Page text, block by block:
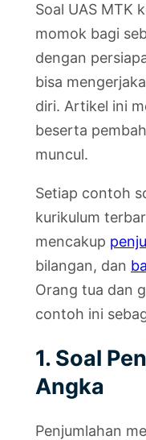
Soal UAS MTK
momok bagi
dengan
bisa
diri. Artikel ini
beserta
muncul.
Setiap contoh
kurikulum
mencakup
bilangan, dan
Orang tua dan
contoh ini
1. Soal
Angka
Penjumlahan